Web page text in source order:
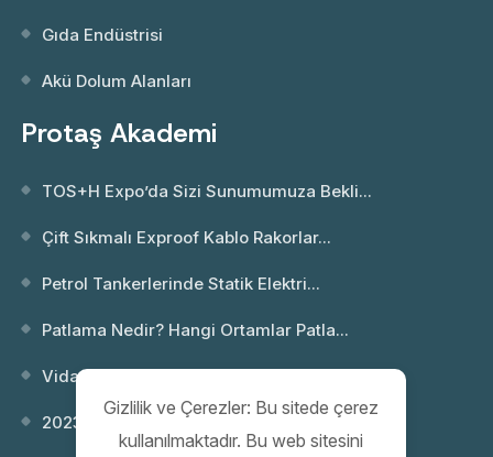
Gıda Endüstrisi
Akü Dolum Alanları
Protaş Akademi
TOS+H Expo’da Sizi Sunumumuza Bekli...
Çift Sıkmalı Exproof Kablo Rakorlar...
Petrol Tankerlerinde Statik Elektri...
Patlama Nedir? Hangi Ortamlar Patla...
Vida Dişi Standartları; NPT ve Metr...
2023 Webinar 02: Patlayıcı Ortamlar...
Gizlilik ve Çerezler: Bu sitede çerez
kullanılmaktadır. Bu web sitesini